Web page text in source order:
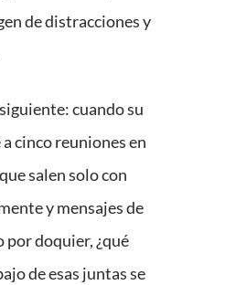
de distracciones y
cuando su
cinco reuniones en
salen solo con
y mensajes de
por doquier, ¿qué
de esas juntas se